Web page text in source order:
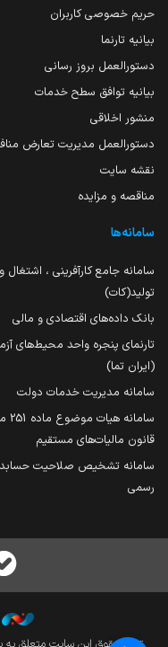
حریم خصوصی کاربران
بیانیه تارنما
دستورالعمل بروز رسانی
بیانیه توافق سطح خدمات
منشور اخلاقی
دستورالعمل مدیریت تعارض
نقشه سایت
مناقصه و مزایده
سامانه‌ها
سامانه جامع کارآفرینی ، اشتغال و
تولید(کات)
بانک داده‌های اقتصادی و مالی
تارنمای پنجره واحد محیط‌های
(ایران تما)
سامانه مدیریت خدمات دولت
قانون مالیات‌های مستقیم
سامانه تشخیص صلاحیت
رسمی